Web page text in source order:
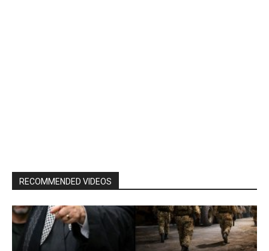
RECOMMENDED VIDEOS